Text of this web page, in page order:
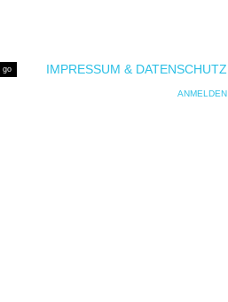
IMPRESSUM & DATENSCHUTZ
ANMELDEN